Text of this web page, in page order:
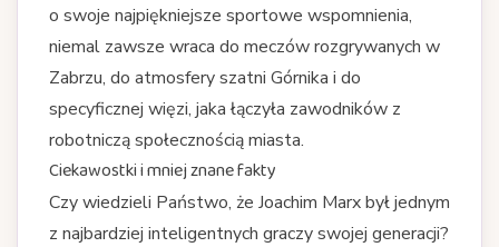
o swoje najpiękniejsze sportowe wspomnienia,
niemal zawsze wraca do meczów rozgrywanych w
Zabrzu, do atmosfery szatni Górnika i do
specyficznej więzi, jaka łączyła zawodników z
robotniczą społecznością miasta.
Ciekawostki i mniej znane fakty
Czy wiedzieli Państwo, że Joachim Marx był jednym
z najbardziej inteligentnych graczy swojej generacji?